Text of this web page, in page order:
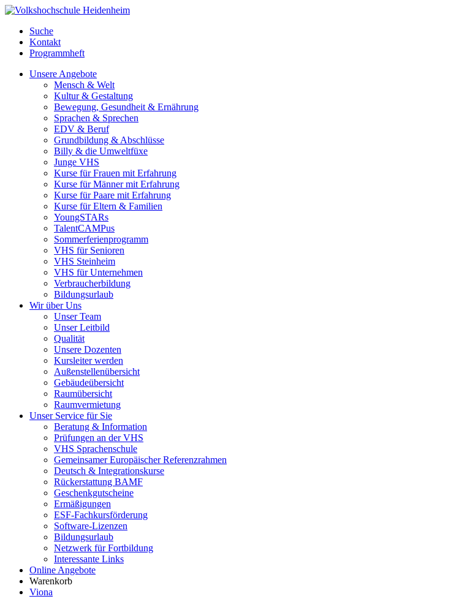
Suche
Kontakt
Programmheft
Unsere Angebote
Mensch & Welt
Kultur & Gestaltung
Bewegung, Gesundheit & Ernährung
Sprachen & Sprechen
EDV & Beruf
Grundbildung & Abschlüsse
Billy & die Umweltfüxe
Junge VHS
Kurse für Frauen mit Erfahrung
Kurse für Männer mit Erfahrung
Kurse für Paare mit Erfahrung
Kurse für Eltern & Familien
YoungSTARs
TalentCAMPus
Sommerferienprogramm
VHS für Senioren
VHS Steinheim
VHS für Unternehmen
Verbraucherbildung
Bildungsurlaub
Wir über Uns
Unser Team
Unser Leitbild
Qualität
Unsere Dozenten
Kursleiter werden
Außenstellenübersicht
Gebäudeübersicht
Raumübersicht
Raumvermietung
Unser Service für Sie
Beratung & Information
Prüfungen an der VHS
VHS Sprachenschule
Gemeinsamer Europäischer Referenzrahmen
Deutsch & Integrationskurse
Rückerstattung BAMF
Geschenkgutscheine
Ermäßigungen
ESF-Fachkursförderung
Software-Lizenzen
Bildungsurlaub
Netzwerk für Fortbildung
Interessante Links
Online Angebote
Warenkorb
Viona